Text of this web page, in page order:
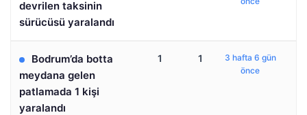
devrilen taksinin
sürücüsü yaralandı
Bodrum’da botta
meydana gelen
patlamada 1 kişi
yaralandı
1 1
3 hafta 6 gün
önce